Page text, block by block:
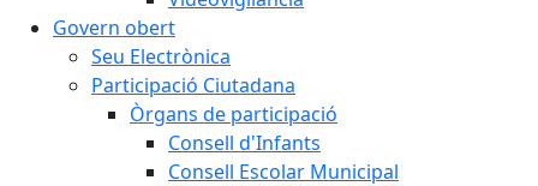
Govern obert
Seu Electrònica
Participació Ciutadana
Òrgans de participació
Consell d'Infants
Consell Escolar Municipal